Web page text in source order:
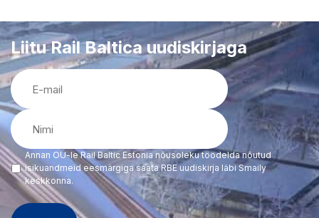
Liitu Rail Baltica uudiskirjaga
E-
mail
(Required)
Nimi
(Required)
(Required)
Annan OÜ-le Rail Baltic Estonia nõusoleku töödelda nõutud
isikuandmeid eesmärgiga saata RBE uudiskirja läbi Smaily
keskkonna.